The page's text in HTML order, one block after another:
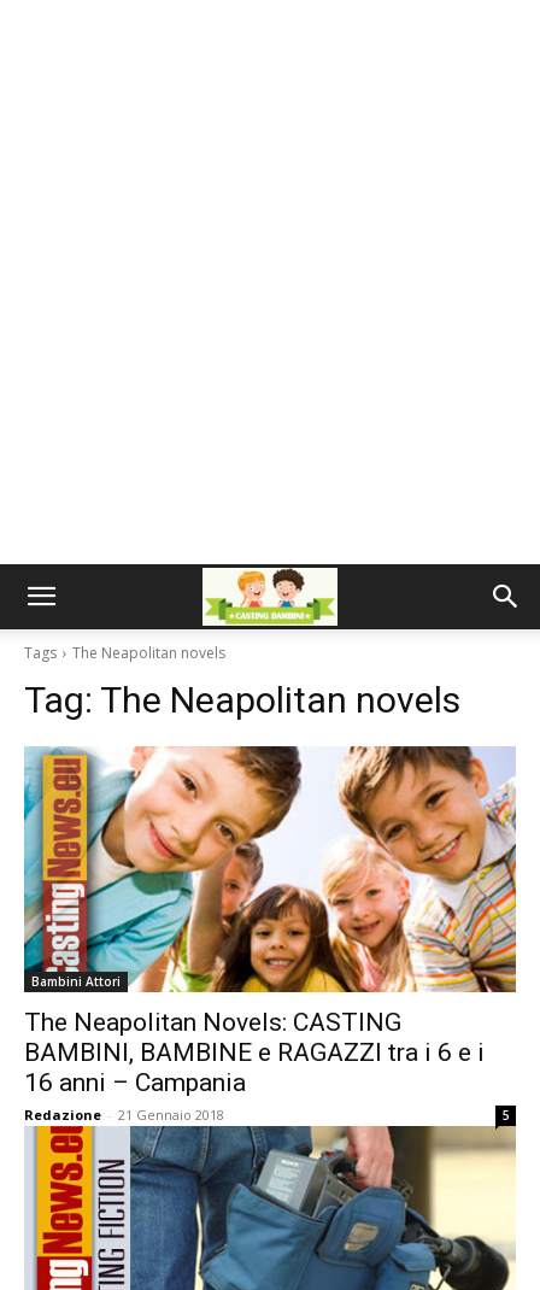
Tags The Neapolitan novels
Tag: The Neapolitan novels
Bambini Attori
The Neapolitan Novels: CASTING
BAMBINI, BAMBINE e RAGAZZI tra i 6 e i
16 anni – Campania
Redazione - 21 Gennaio 2018 5